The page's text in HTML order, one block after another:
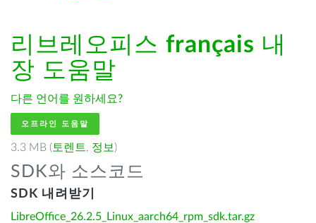
리브레오피스 français 내
장 도움말
다른 언어를 원하세요?
오프라인 도움말
3.3 MB ( 토렌트, 정보 )
SDK와 소스코드
SDK 내려받기
LibreOffice_26.2.5_Linux_aarch64_rpm_sdk.tar.gz